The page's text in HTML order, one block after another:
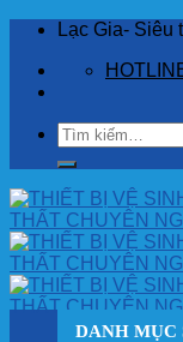
Skip
content
Lạc Gia- Siêu
Tìm
kiếm:
DANH MỤC